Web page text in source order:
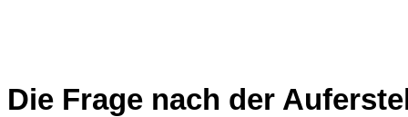
Die Frage nach der